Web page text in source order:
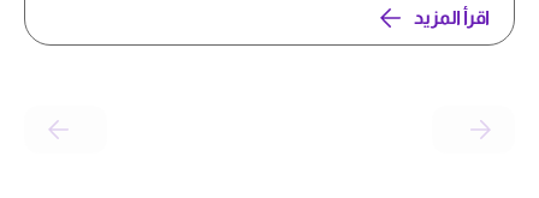
اقرأ المزيد